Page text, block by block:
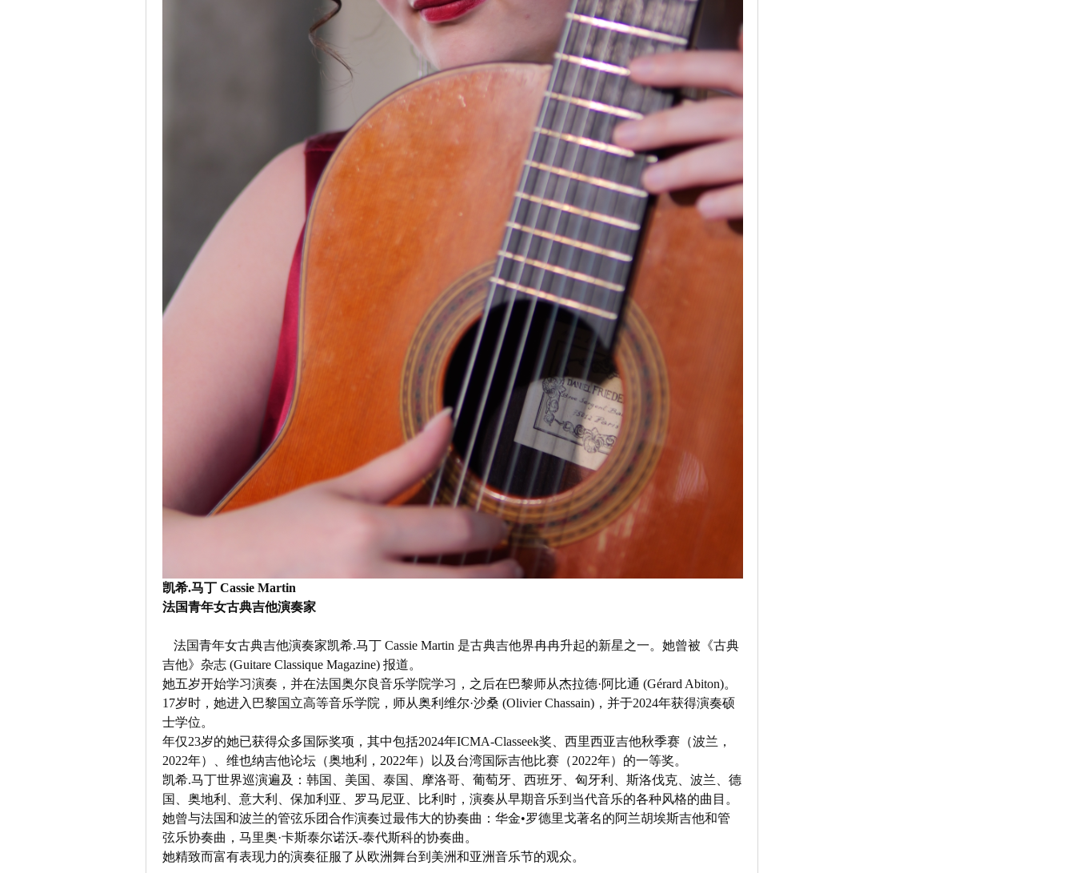
凯希.马丁 Cassie Martin
法国青年女古典吉他演奏家
法国青年女古典吉他演奏家凯希.马丁 Cassie Martin 是古典吉他界冉冉升起的新星之一。她曾被《古典
吉他》杂志 (Guitare Classique Magazine) 报道。
她五岁开始学习演奏，并在法国奥尔良音乐学院学习，之后在巴黎师从杰拉德·阿比通 (Gérard Abiton)。
17岁时，她进入巴黎国立高等音乐学院，师从奥利维尔·沙桑 (Olivier Chassain)，并于2024年获得演奏硕
士学位。
年仅23岁的她已获得众多国际奖项，其中包括2024年ICMA-Classeek奖、西里西亚吉他秋季赛（波兰，
2022年）、维也纳吉他论坛（奥地利，2022年）以及台湾国际吉他比赛（2022年）的一等奖。
凯希.马丁世界巡演遍及：韩国、美国、泰国、摩洛哥、葡萄牙、西班牙、匈牙利、斯洛伐克、波兰、德
国、奥地利、意大利、保加利亚、罗马尼亚、比利时，演奏从早期音乐到当代音乐的各种风格的曲目。
她曾与法国和波兰的管弦乐团合作演奏过最伟大的协奏曲：华金•罗德里戈著名的阿兰胡埃斯吉他和管
弦乐协奏曲，马里奥·卡斯泰尔诺沃-泰代斯科的协奏曲。
她精致而富有表现力的演奏征服了从欧洲舞台到美洲和亚洲音乐节的观众。